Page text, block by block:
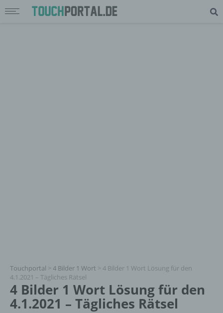
Touchportal > 4 Bilder 1 Wort > 4 Bilder 1 Wort Lösung für den
4.1.2021 – Tägliches Rätsel
4 Bilder 1 Wort Lösung für den
4.1.2021 – Tägliches Rätsel